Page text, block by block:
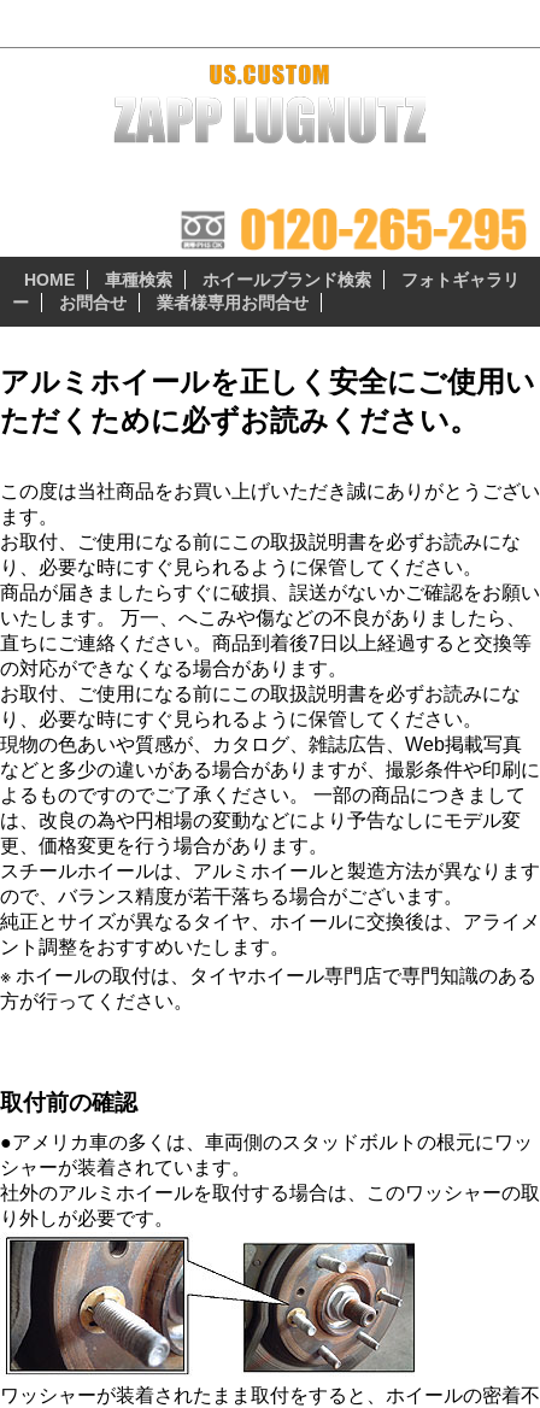
HOME 車種検索 ホイールブランド検索
フォトギャラリ
ー
お問合せ 業者様専用お問合せ
アルミホイールを正しく安全にご使用い
ただくために必ずお読みください。
この度は当社商品をお買い上げいただき誠にありがとうござい
ます。
お取付、ご使用になる前にこの取扱説明書を必ずお読みにな
り、必要な時にすぐ見られるように保管してください。
商品が届きましたらすぐに破損、誤送がないかご確認をお願い
いたします。 万一、へこみや傷などの不良がありましたら、
直ちにご連絡ください。商品到着後7日以上経過すると交換等
の対応ができなくなる場合があります。
お取付、ご使用になる前にこの取扱説明書を必ずお読みにな
り、必要な時にすぐ見られるように保管してください。
現物の色あいや質感が、カタログ、雑誌広告、Web掲載写真
などと多少の違いがある場合がありますが、撮影条件や印刷に
よるものですのでご了承ください。 一部の商品につきまして
は、改良の為や円相場の変動などにより予告なしにモデル変
更、価格変更を行う場合があります。
スチールホイールは、アルミホイールと製造方法が異なります
ので、バランス精度が若干落ちる場合がございます。
純正とサイズが異なるタイヤ、ホイールに交換後は、アライメ
ント調整をおすすめいたします。
※ ホイールの取付は、タイヤホイール専門店で専門知識のある
方が行ってください。
取付前の確認
●アメリカ車の多くは、車両側のスタッドボルトの根元にワッ
シャーが装着されています。
社外のアルミホイールを取付する場合は、このワッシャーの取
り外しが必要です。
ワッシャーが装着されたまま取付をすると、ホイールの密着不